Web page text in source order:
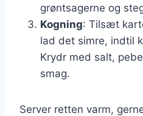
grøntsagerne og
Kogning: Tilsæt
lad det simre, indtil
Krydr med salt,
smag.
Server retten varm,